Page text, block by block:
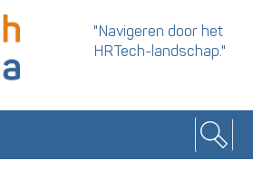
"Navigeren door het
HRTech-landschap."